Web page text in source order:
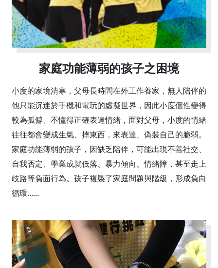
家庭功能薄弱的孩子之困境
小度的家境清寒，父母長時間在外工作養家，無人陪伴的
他只能沉迷於手機和電玩的虛擬世界，因此小度個性變得
較為孤僻、不懂得正確表達情緒，面對父母，小度的情緒
往往都會變成生氣、摔東西，來表達、偽裝自己的脆弱。
家庭功能薄弱的孩子，因缺乏陪伴，可能出現不善社交、
自我否定、學業成就低落、暴力傾向、情緒障，甚至走上
歧路等負面行為。孩子複製了家庭問題與階級，形成負向
循環......